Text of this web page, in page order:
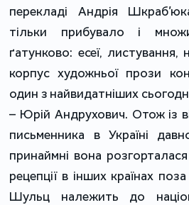
перекладі Андрія
тільки прибувало і
ґатунково: есеї,
корпус художньої прози
один з найвидатніших
– Юрій Андрухович. Отож із
письменника в Україні
принаймні вона
рецепції в інших країнах
Шульц належить до